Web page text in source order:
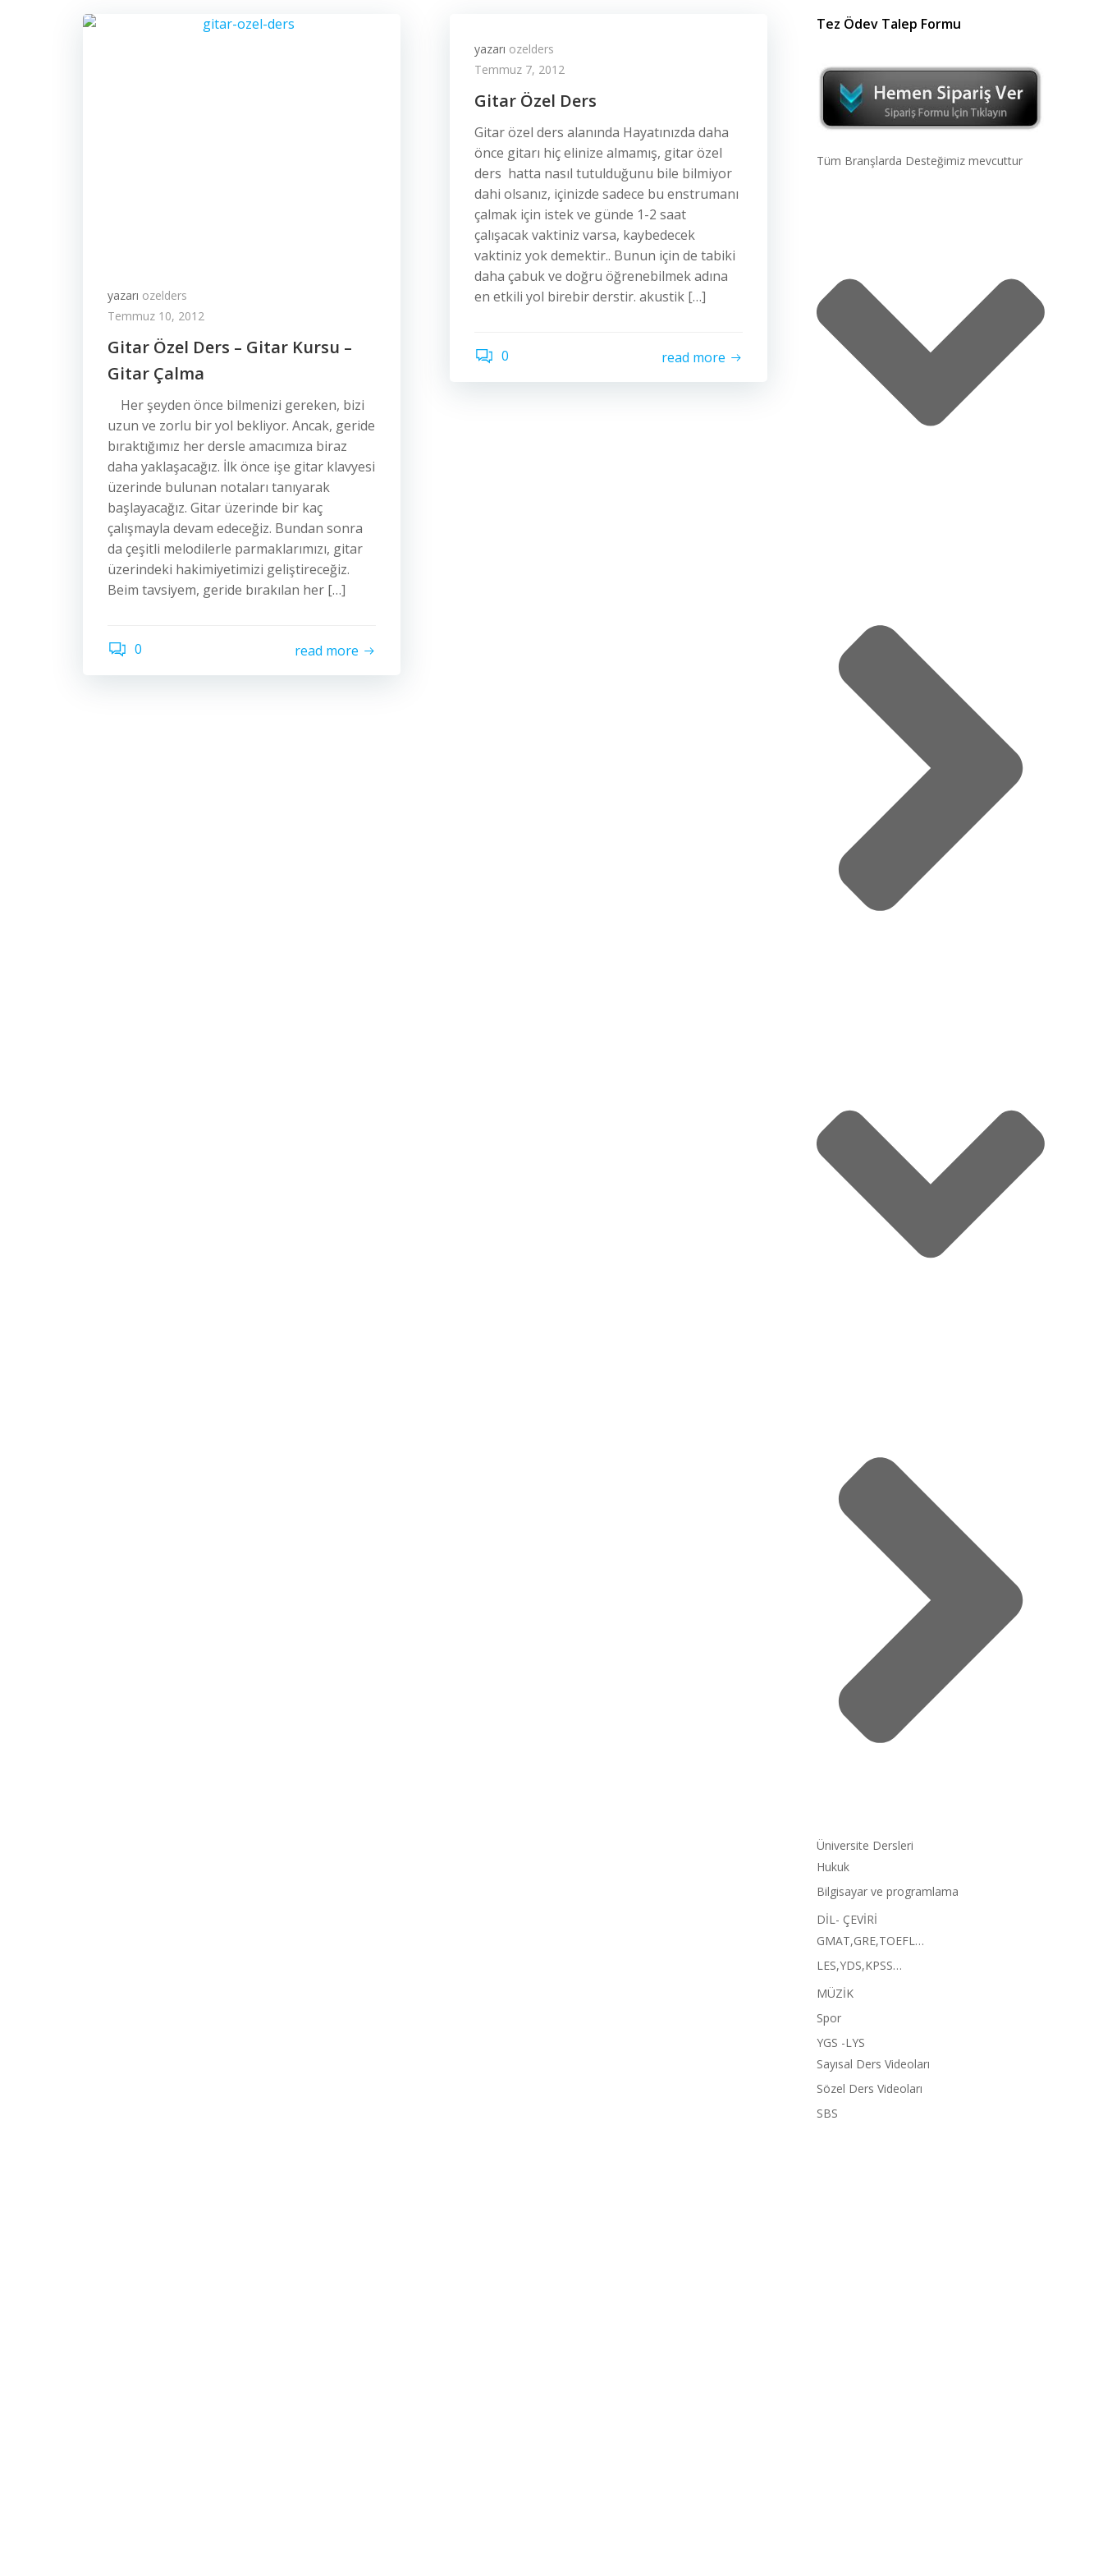
yazarı ozelders
Temmuz 10, 2012
Gitar Özel Ders – Gitar Kursu –
Gitar Çalma
Her şeyden önce bilmenizi gereken, bizi
uzun ve zorlu bir yol bekliyor. Ancak, geride
bıraktığımız her dersle amacımıza biraz
daha yaklaşacağız. İlk önce işe gitar klavyesi
üzerinde bulunan notaları tanıyarak
başlayacağız. Gitar üzerinde bir kaç
çalışmayla devam edeceğiz. Bundan sonra
da çeşitli melodilerle parmaklarımızı, gitar
üzerindeki hakimiyetimizi geliştireceğiz.
Beim tavsiyem, geride bırakılan her […]
0 read more
yazarı ozelders
Temmuz 7, 2012
Gitar Özel Ders
Gitar özel ders alanında Hayatınızda daha
önce gitarı hiç elinize almamış, gitar özel
ders hatta nasıl tutulduğunu bile bilmiyor
dahi olsanız, içinizde sadece bu enstrumanı
çalmak için istek ve günde 1-2 saat
çalışacak vaktiniz varsa, kaybedecek
vaktiniz yok demektir.. Bunun için de tabiki
daha çabuk ve doğru öğrenebilmek adına
en etkili yol birebir derstir. akustik […]
0 read more
Tez Ödev Talep Formu
Tüm Branşlarda Desteğimiz mevcuttur
Üniversite Dersleri
Hukuk
Bilgisayar ve programlama
DİL- ÇEVİRİ
GMAT,GRE,TOEFL…
LES,YDS,KPSS…
MÜZİK
Spor
YGS -LYS
Sayısal Ders Videoları
Sözel Ders Videoları
SBS